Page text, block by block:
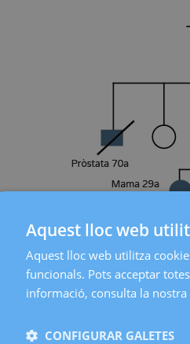
Aquest lloc web
Aquest lloc web utilitza
funcionals. Pots acceptar
informació, consulta la
CONFIGURAR GALETES